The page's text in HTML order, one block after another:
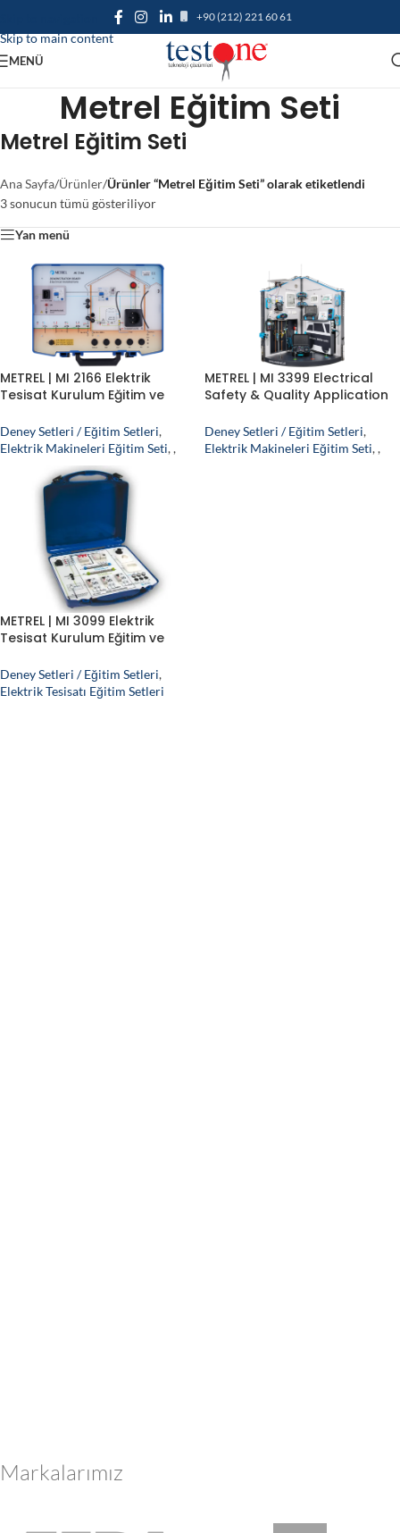
Skip to main content
+90 (212) 221 60 61
MENÜ
Metrel Eğitim Seti
Metrel Eğitim Seti
Ana Sayfa/Ürünler/Ürünler “Metrel Eğitim Seti” olarak etiketlendi
3 sonucun tümü gösteriliyor
Yan menü
METREL | MI 2166 Elektrik
Tesisat Kurulum Eğitim ve
Deney Setleri / Eğitim Setleri,
Elektrik Makineleri Eğitim Seti,,
METREL | MI 3399 Electrical
Safety & Quality Application
Deney Setleri / Eğitim Setleri,
Elektrik Makineleri Eğitim Seti,,
METREL | MI 3099 Elektrik
Tesisat Kurulum Eğitim ve
Deney Setleri / Eğitim Setleri,
Elektrik Tesisatı Eğitim Setleri
Markalarımız